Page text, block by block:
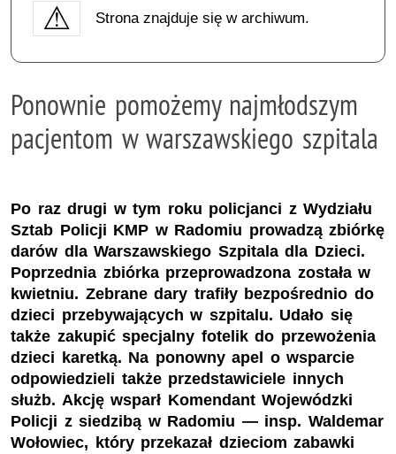
Strona znajduje się w archiwum.
Ponownie pomożemy najmłodszym
pacjentom w warszawskiego szpitala
Po raz drugi w tym roku policjanci z Wydziału
Sztab Policji KMP w Radomiu prowadzą zbiórkę
darów dla Warszawskiego Szpitala dla Dzieci.
Poprzednia zbiórka przeprowadzona została w
kwietniu. Zebrane dary trafiły bezpośrednio do
dzieci przebywających w szpitalu. Udało się
także zakupić specjalny fotelik do przewożenia
dzieci karetką. Na ponowny apel o wsparcie
odpowiedzieli także przedstawiciele innych
służb. Akcję wsparł Komendant Wojewódzki
Policji z siedzibą w Radomiu — insp. Waldemar
Wołowiec, który przekazał dzieciom zabawki